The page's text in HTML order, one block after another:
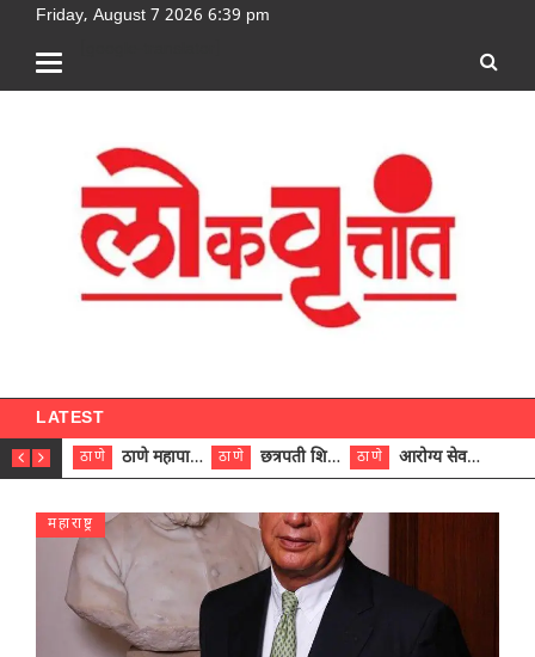
Friday, August 7 2026 6:39 pm
LATEST
ठाणे ठाणे महापालिकेच्या नऊ प्रभाग समित्यांवर अध्यक्ष विराजमान ठाणे छत्रपती शिवाजी महाराज रुग्णालयात दुर्मिळ ट्युमरची यशस्वी शस्त्रक्रिया ठाणे आरोग्य सेवक (पुरुष) पदावरून ११ कर्मचाऱ्यांना आरोग्य सहाय्यक (पुरुष) पदावर पदोन्नती; मुख्य कार्यकारी अधिकारी रणजित यादव यांच्या हस्ते आदेश वितरण
महाराष्ट्र